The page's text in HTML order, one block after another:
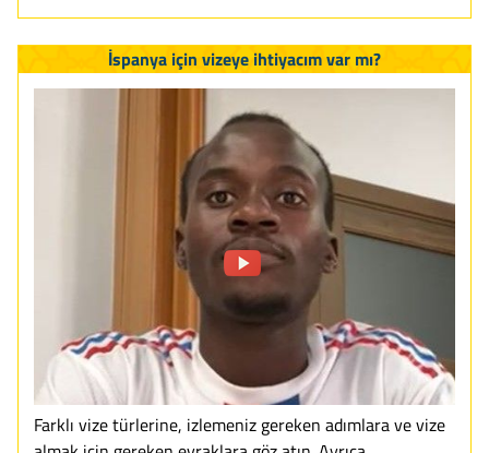
İspanya için vizeye ihtiyacım var mı?
Farklı vize türlerine, izlemeniz gereken adımlara ve vize